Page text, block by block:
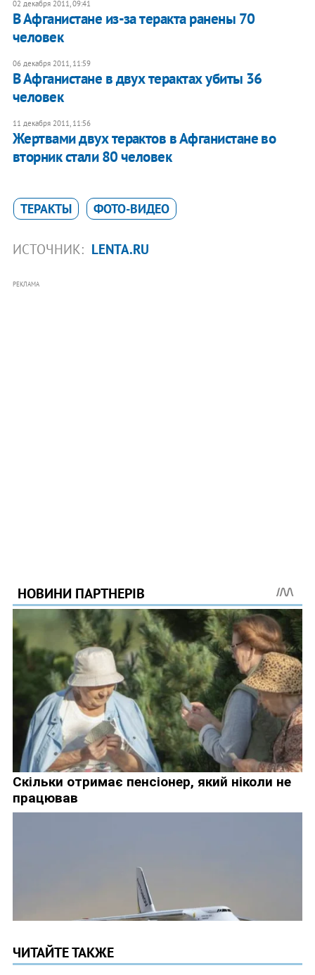
02 декабря 2011, 09:41
В Афганистане из-за теракта ранены 70
человек
06 декабря 2011, 11:59
В Афганистане в двух терактах убиты 36
человек
11 декабря 2011, 11:56
Жертвами двух терактов в Афганистане во
вторник стали 80 человек
ТЕРАКТЫ ФОТО-ВИДЕО
ИСТОЧНИК: LENTA.RU
РЕКЛАМА
ЧИТАЙТЕ ТАКЖЕ